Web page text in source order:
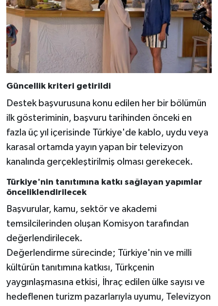
Güncellik kriteri getirildi
Destek başvurusuna konu edilen her bir bölümün
ilk gösteriminin, başvuru tarihinden önceki en
fazla üç yıl içerisinde Türkiye'de kablo, uydu veya
karasal ortamda yayın yapan bir televizyon
kanalında gerçekleştirilmiş olması gerekecek.
Türkiye'nin tanıtımına katkı sağlayan yapımlar
önceliklendirilecek
Başvurular, kamu, sektör ve akademi
temsilcilerinden oluşan Komisyon tarafından
değerlendirilecek.
Değerlendirme sürecinde; Türkiye'nin ve milli
kültürün tanıtımına katkısı, Türkçenin
yaygınlaşmasına etkisi, İhraç edilen ülke sayısı ve
hedeflenen turizm pazarlarıyla uyumu, Televizyon